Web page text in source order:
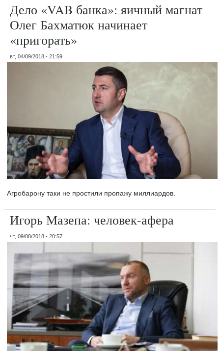
Дело «VAB банка»: яичный магнат
Олег Бахматюк начинает
«пригорать»
вт, 04/09/2018 - 21:59
Агробарону таки не простили пропажу миллиардов.
Игорь Мазепа: человек-афера
чт, 09/08/2018 - 20:57